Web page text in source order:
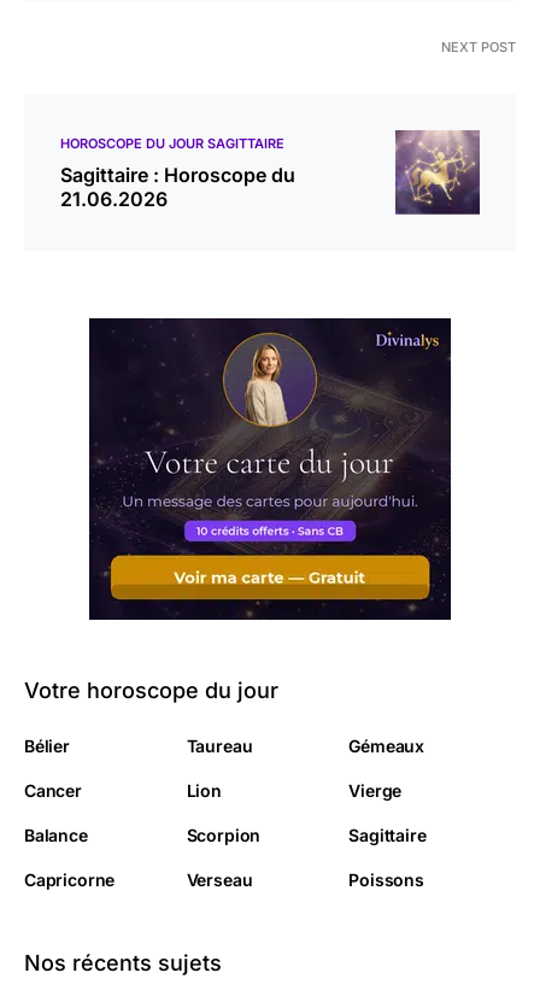
NEXT POST
HOROSCOPE DU JOUR SAGITTAIRE
Sagittaire : Horoscope du
21.06.2026
Votre horoscope du jour
Bélier Taureau Gémeaux
Cancer Lion Vierge
Balance Scorpion Sagittaire
Capricorne Verseau Poissons
Nos récents sujets